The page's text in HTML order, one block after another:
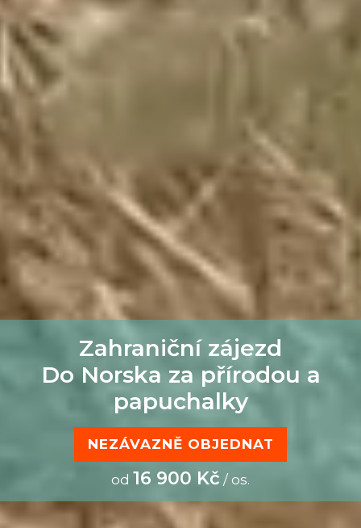
Zahraniční zájezd
Do Norska za přírodou a
papuchalky
NEZÁVAZNĚ OBJEDNAT
od 16 900 Kč / os.